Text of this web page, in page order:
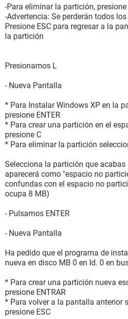
-Para eliminar la partición, presione
-Advertencia: Se perderán todos
Presione ESC para regresar a la
la partición
Presionamos L
- Nueva Pantalla
* Para Instalar Windows XP en la
presione ENTER
* Para crear una partición en el
presione C
* Para eliminar la partición
Selecciona la partición que acabas
aparecerá como "espacio no
confundas con el espacio no
ocupa 8 MB)
- Pulsamos ENTER
- Nueva Pantalla
Ha pedido que el programa de
nueva en disco MB 0 en Id. 0 en
* Para crear una partición nueva
presione ENTRAR
* Para volver a la pantalla anterior
presione ESC